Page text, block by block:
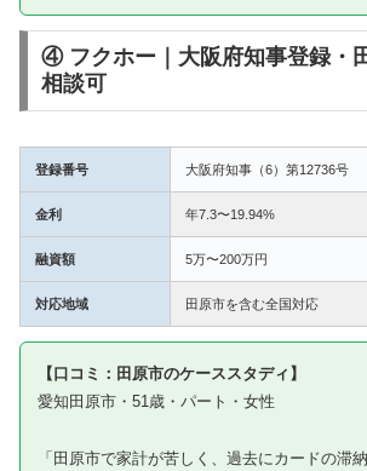
④ フクホー｜大阪府知事登録・
相談可
登録番号 大阪府知事（6）第12736号
金利 年7.3〜19.94%
融資額 5万〜200万円
対応地域 田原市を含む全国対応
【口コミ：田原市のケーススタディ】
愛知田原市・51歳・パート・女性
「田原市で家計が苦しく、過去にカードの滞